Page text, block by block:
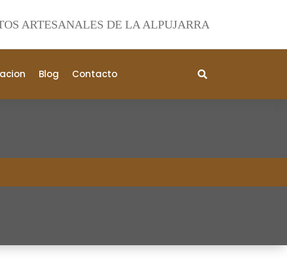
ARTESANALES DE LA ALPUJARRA
Blog Contacto